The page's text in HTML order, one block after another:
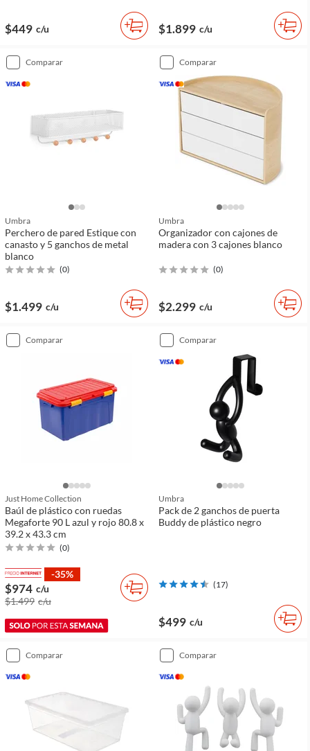
$449 c/u $1.899 c/u
comparar
Umbra
Perchero de pared Estique con
canasto y 5 ganchos de metal
blanco
(0)
$1.499 c/u
comparar
Umbra
Organizador con cajones de
madera con 3 cajones blanco
(0)
$2.299 c/u
comparar
Just Home Collection
Baúl de plástico con ruedas
Megaforte 90 L azul y rojo 80.8 x
39.2 x 43.3 cm
(0)
-35%
$974 c/u
$1.499 c/u
comparar
Umbra
Pack de 2 ganchos de puerta
Buddy de plástico negro
(17)
$499 c/u
comparar comparar